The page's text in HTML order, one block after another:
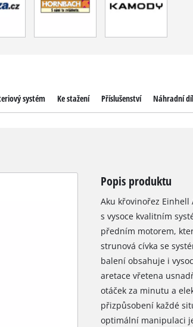
systém Ke stažení Příslušenství Náhradní
Popis produktu
Aku křovinořez Einhell
s vysoce kvalitním
předním motorem,
strunová cívka se
balení obsahuje i
aretace vřetena
otáček za minutu a
přizpůsobení každé
optimální manipulaci